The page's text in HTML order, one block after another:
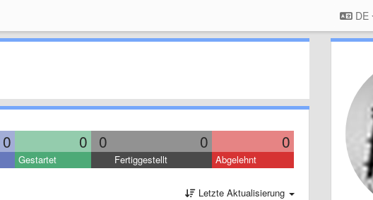
DE
0 0 0 0 0
Gestartet Fertiggestellt Abgelehnt
Letzte Aktualisierung